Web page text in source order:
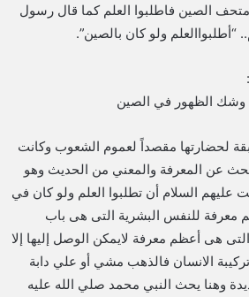
الصين فاطلبوا العلم كما قال رسول
“أطلبواالعلم ولو كان بالصين”.
وشك الظهور في الصين
لحضارتها مقصداً لعموم الشعوب وكانت
عن المعرفة والمعني من الحديث وهو
عليهم السلام أن تطلبوا العلم ولو كان في
معرفة للنفس البشرية التى هى باب
هى أعظم معرفة لايمكن الوصل إليها إلا
الانسان فالذهب مشي أو علي دابة
وهنا يحث النبي محمد صلي الله عليه